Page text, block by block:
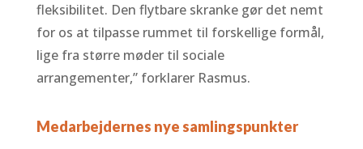
fleksibilitet. Den flytbare skranke gør det nemt
for os at tilpasse rummet til forskellige formål,
lige fra større møder til sociale
arrangementer,” forklarer Rasmus.
Medarbejdernes nye samlingspunkter